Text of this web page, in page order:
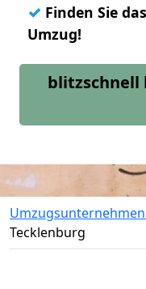
✓ Finden Sie
Umzug!
blitzschnell
Tecklenburg